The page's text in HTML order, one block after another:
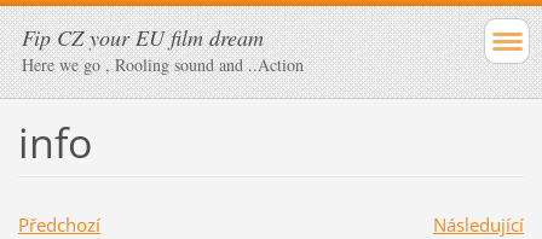
Fip CZ your EU film dream
Here we go , Rooling sound and ..Action
info
Předchozí
Následující